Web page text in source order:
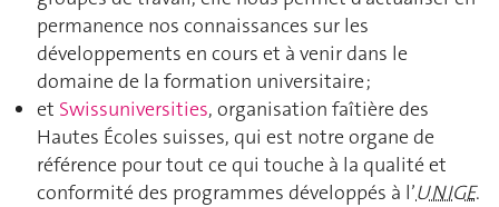
permanence nos connaissances sur les
développements en cours et à venir dans le
domaine de la formation universitaire ;
et Swissuniversities, organisation faîtière des
Hautes Écoles suisses, qui est notre organe de
référence pour tout ce qui touche à la qualité et
conformité des programmes développés à l’UNIGE.